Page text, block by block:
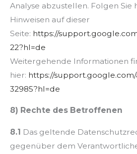
Analyse abzustellen. Folgen Sie
Hinweisen auf dieser
Seite: https://
22?hl=de
Weitergehende Informationen
hier: https://support.google.com/
32985?hl=de
8) Rechte des Betroffenen
8.1 Das geltende
gegenüber dem